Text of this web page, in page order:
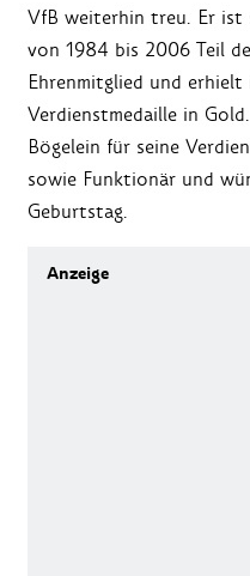
VfB weiterhin treu. Er ist
von 1984 bis 2006 Teil
Ehrenmitglied und
Verdienstmedaille in
Bögelein für seine
sowie Funktionär und
Geburtstag.